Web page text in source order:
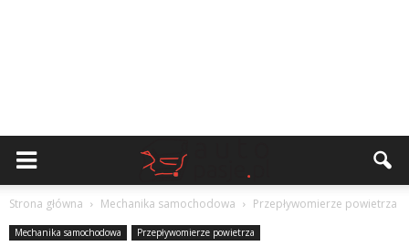
Strona główna Mechanika samochodowa Przepływomierze powietrza
Mechanika samochodowa Przepływomierze powietrza